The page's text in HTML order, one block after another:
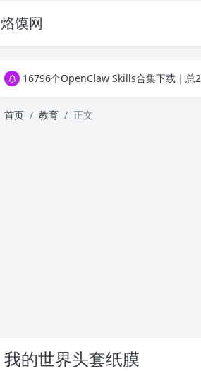
烙馍网16796个OpenClaw Skills合集下载｜总
徐州园博园初步开放时间定了！10大建
徐州园博园初步开放时间定了！10大建
首页 教育 正文
我的世界头套纸膜